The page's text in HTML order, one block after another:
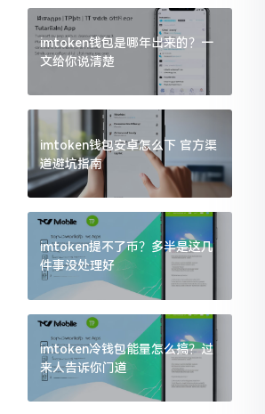
imtoken钱包是哪年出来的？一
文给你说清楚
imtoken钱包安卓怎么下 官方渠
道避坑指南
imtoken提不了币？多半是这几
件事没处理好
imtoken冷钱包能量怎么搞？过
来人告诉你门道